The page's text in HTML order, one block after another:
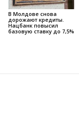
В Молдове снова
дорожают кредиты.
Нацбанк повысил
базовую ставку до 7,5%